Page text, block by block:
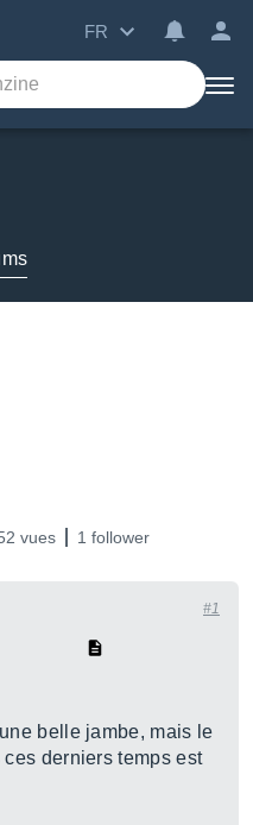
FR
vues 1 follower
#1
belle jambe, mais le
derniers temps est